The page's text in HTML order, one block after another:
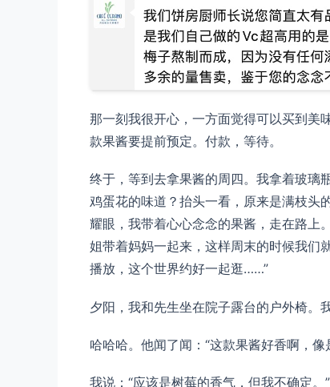
那一刻我很开心，一方面觉得可以买到美
款果酱要提前预定。付款，等待。
终于，等到去拿果酱的周四。我拿着玻璃
鸡蛋花的味道？抬头一看，原来是满枝头
耀眼，我带着心心念念的果酱，走在路上
姐带着妈妈一起来，这样周末的时候我们
播放，这个世界约好一起逛……”
夕阳，我和先生坐在院子露台的户外椅。
哈哈哈。他闻了闻：“这款果酱好香啊，像
我说：“应该是树莓的香气，但我不确定。”